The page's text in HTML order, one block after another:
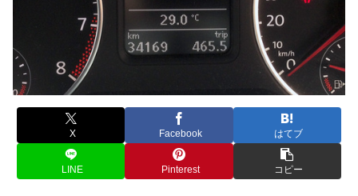
X Facebook はてブ
LINE Pinterest コピー